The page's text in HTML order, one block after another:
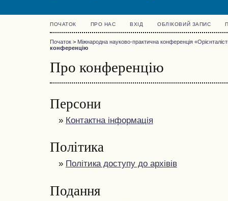
ПОЧАТОК ПРО НАС ВХІД ОБЛІКОВИЙ ЗАПИС
Початок > Міжнародна науково-практична конференція
конференцію
Про конференцію
Персони
» Контактна інформація
Політика
» Політика доступу до архівів
Подання